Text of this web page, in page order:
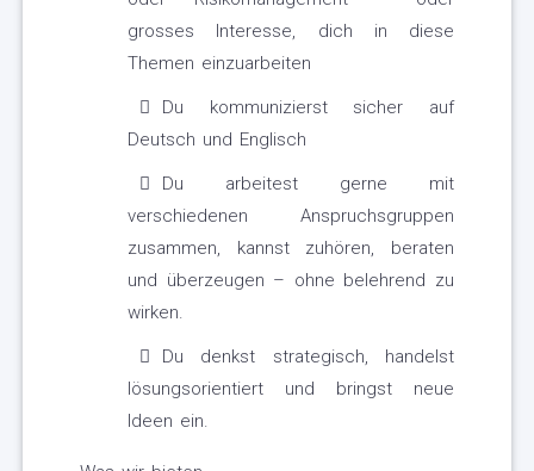
grosses Interesse, dich in diese
Themen einzuarbeiten
Du kommunizierst sicher auf
Deutsch und Englisch
Du arbeitest gerne mit
verschiedenen Anspruchsgruppen
zusammen, kannst zuhören, beraten
und überzeugen – ohne belehrend zu
wirken.
Du denkst strategisch, handelst
lösungsorientiert und bringst neue
Ideen ein.